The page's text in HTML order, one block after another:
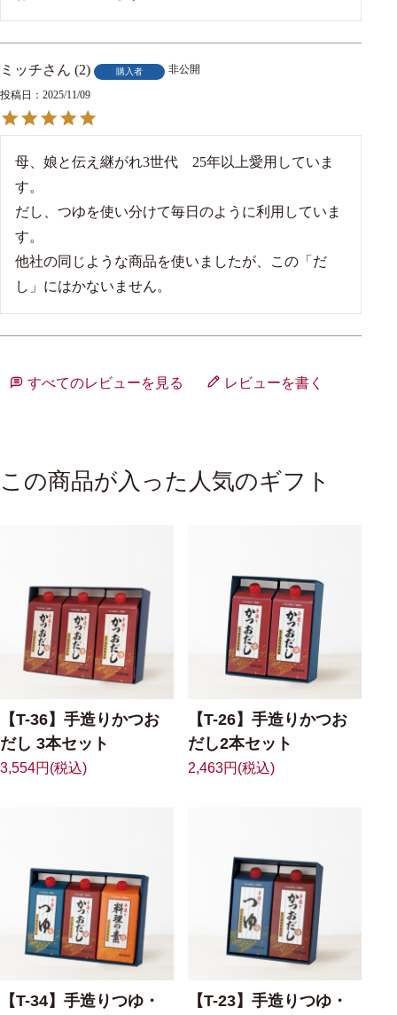
ミッチ 2 購入者 非公開
投稿日 2025/11/09
母、娘と伝え継がれ3世代　25年以上愛用していま
す。
だし、つゆを使い分けて毎日のように利用していま
す。
他社の同じような商品を使いましたが、この「だ
し」にはかないません。
すべてのレビューを見る レビューを書く
この商品が入った人気のギフト
【T-36】手造りかつお
だし 3本セット
3,554円(税込)
【T-26】手造りかつお
だし2本セット
2,463円(税込)
【T-34】手造りつゆ・
【T-23】手造りつゆ・